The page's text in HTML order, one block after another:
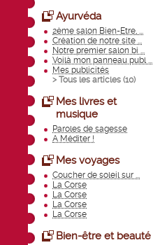
Ayurvéda
2ème salon Bien-Etre, ...
Création de notre site ...
Notre premier salon bi ...
Voilà mon panneau publ ...
Mes publicités
> Tous les articles (10)
Mes livres et
musique
Paroles de sagesse
A Méditer !
Mes voyages
Coucher de soleil sur ...
La Corse
La Corse
La Corse
La Corse
Bien-être et beauté